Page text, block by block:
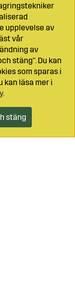
upplevelse av
vår
av
stäng". Du kan
som sparas i
kan läsa mer i
.
stäng